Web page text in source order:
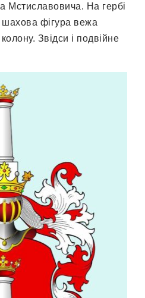
Мстиславовича. На гербі
фігура вежа
Звідси і подвійне